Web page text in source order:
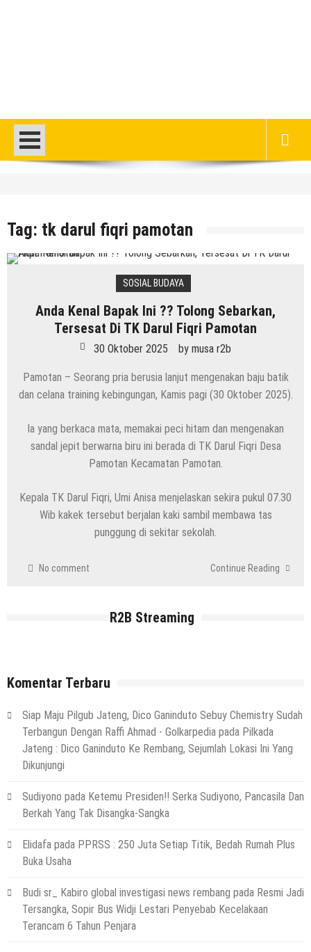
Tanggapan Kepala SMP N 5 Rembang
Menik Mustikatun
6 Agustus 2026 musa r2b
HEADLINE
Pria Asli Rembang Masuk Staf
Kepelatihan Timnas, Berikut Profil
Lengkapnya
6 Agustus 2026 bymusa r2b
Masih Buka Atau Tutup ?? Nasib Dapur
SPPG Mondoteko 3, Usai Dugaan
6 Agustus 2026 bymusa r2b
HEADLINE
Temuan Jenazah Bayi Di Bawah Almari,
6 Agustus 2026 bymusa r2b
Gas, Silaturahmi Dengan Wartawan PWI
Ini Ciri-Cirinya, Siapa Tahu Keluarga Anda
Pantai Utara Rembang)
29 Juli 2026 by musa r2b
HEADLINE
Sejumlah Tips Membeli Tanah Kapling,
Terapkan Ini!! Ada Cara Yang Jarang
Terpikirkan Orang Awam
HEADLINE
Lewati Cerita Kelam Mirip Sinetron,
Suyuthi
26 November 2021 bymusa r2b
HEADLINE
Tag: tk darul fiqri pamotan
SOSIAL BUDAYA
Anda Kenal Bapak Ini ?? Tolong Sebarkan,
Tersesat Di TK Darul Fiqri Pamotan
30 Oktober 2025 by musa r2b
Pamotan – Seorang pria berusia lanjut mengenakan baju batik
dan celana training kebingungan, Kamis pagi (30 Oktober 2025).
Ia yang berkaca mata, memakai peci hitam dan mengenakan
sandal jepit berwarna biru ini berada di TK Darul Fiqri Desa
Pamotan Kecamatan Pamotan.
Kepala TK Darul Fiqri, Umi Anisa menjelaskan sekira pukul 07.30
Wib kakek tersebut berjalan kaki sambil membawa tas
punggung di sekitar sekolah.
No comment Continue Reading
R2B Streaming
Komentar Terbaru
Siap Maju Pilgub Jateng, Dico Ganinduto Sebuy Chemistry Sudah
Terbangun Dengan Raffi Ahmad - Golkarpedia pada Pilkada
Jateng : Dico Ganinduto Ke Rembang, Sejumlah Lokasi Ini Yang
Dikunjungi
Sudiyono pada Ketemu Presiden!! Serka Sudiyono, Pancasila Dan
Berkah Yang Tak Disangka-Sangka
Elidafa pada PPRSS : 250 Juta Setiap Titik, Bedah Rumah Plus
Buka Usaha
Budi sr_ Kabiro global investigasi news rembang pada Resmi Jadi
Tersangka, Sopir Bus Widji Lestari Penyebab Kecelakaan
Terancam 6 Tahun Penjara